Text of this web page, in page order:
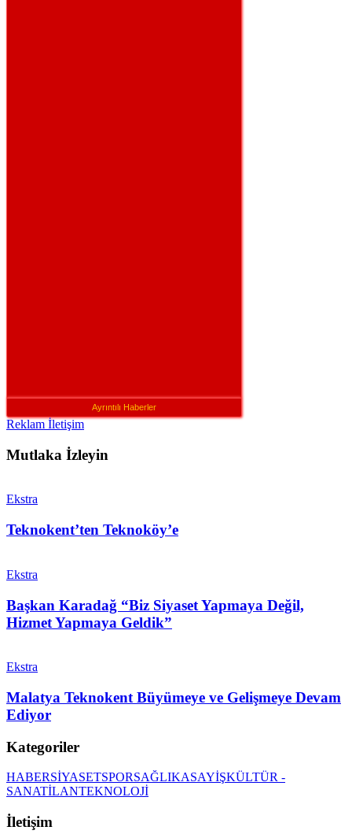
Ayrıntılı Haberler
Reklam İletişim
Mutlaka İzleyin
Ekstra
Teknokent’ten Teknoköy’e
Ekstra
Başkan Karadağ “Biz Siyaset Yapmaya Değil,
Hizmet Yapmaya Geldik”
Ekstra
Malatya Teknokent Büyümeye ve Gelişmeye Devam
Ediyor
Kategoriler
HABERSİYASETSPORSAĞLIKASAYİŞKÜLTÜR -
SANATİLANTEKNOLOJİ
İletişim